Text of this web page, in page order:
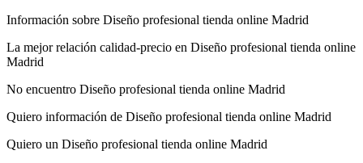
Información sobre Diseño profesional tienda online Madrid
La mejor relación calidad-precio en Diseño profesional tienda online
Madrid
No encuentro Diseño profesional tienda online Madrid
Quiero información de Diseño profesional tienda online Madrid
Quiero un Diseño profesional tienda online Madrid